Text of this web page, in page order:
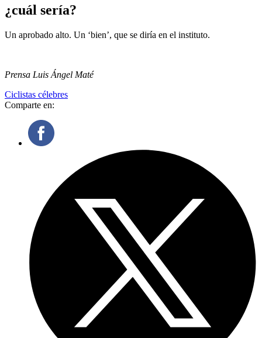
¿cuál sería?
Un aprobado alto. Un ‘bien’, que se diría en el instituto.
Prensa Luis Ángel Maté
Ciclistas célebres
Comparte en: